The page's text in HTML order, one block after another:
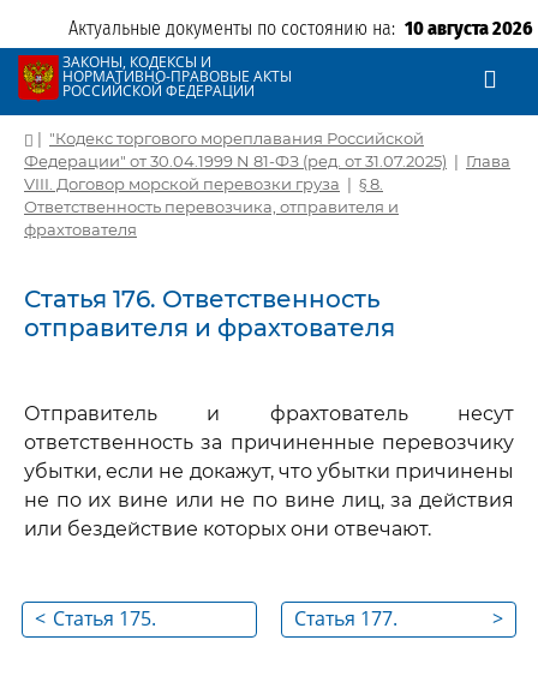
Актуальные документы по состоянию на: 10 августа 2026
ЗАКОНЫ, КОДЕКСЫ И
НОРМАТИВНО-ПРАВОВЫЕ АКТЫ
РОССИЙСКОЙ ФЕДЕРАЦИИ
| "Кодекс торгового мореплавания Российской
Федерации" от 30.04.1999 N 81-ФЗ (ред. от 31.07.2025) | Глава
VIII. Договор морской перевозки груза | § 8.
Ответственность перевозчика, отправителя и
фрахтователя
Статья 176. Ответственность
отправителя и фрахтователя
Отправитель и фрахтователь несут
ответственность за причиненные перевозчику
убытки, если не докажут, что убытки причинены
не по их вине или не по вине лиц, за действия
или бездействие которых они отвечают.
< Статья 175.
>
Статья 177.